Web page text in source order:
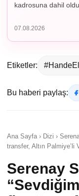
kadrosuna dahil
07.08.2026
Etiketler:
Bu haberi paylaş:
Ana Sayfa › Dizi ›
transfer, Altın Palmiye’li
Serenay